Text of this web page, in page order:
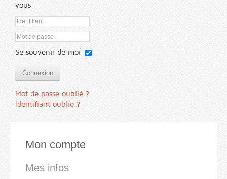
vous.
Se souvenir de moi
Connexion
Mot de passe oublié ?
Identifiant oublié ?
Mon compte
Mes infos